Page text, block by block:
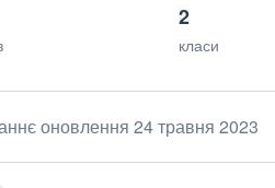
2
класи
оновлення 24 травня 2023